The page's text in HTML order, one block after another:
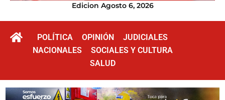
Edicion Agosto 6, 2026
POLÍTICA OPINIÓN
JUDICIALES
NACIONALES
SOCIALES Y CULTURA
SALUD